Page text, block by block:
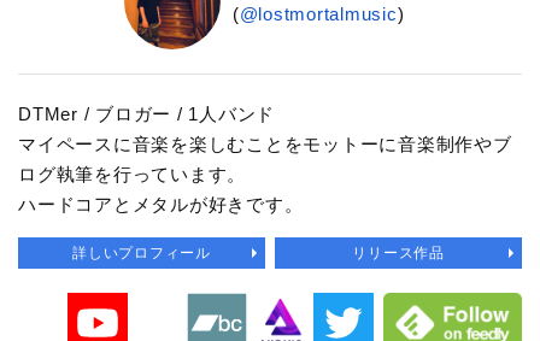
(@lostmortalmusic)
DTMer / ブロガー / 1人バンド
マイペースに音楽を楽しむことをモットーに音楽制作やブ
ログ執筆を行っています。
ハードコアとメタルが好きです。
詳しいプロフィール リリース作品